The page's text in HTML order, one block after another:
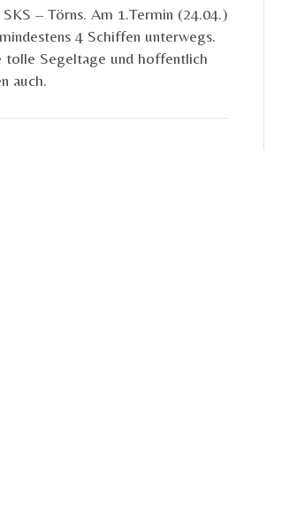
– Törns. Am 1.Termin (24.04.)
4 Schiffen unterwegs.
tolle Segeltage und hoffentlich
auch.